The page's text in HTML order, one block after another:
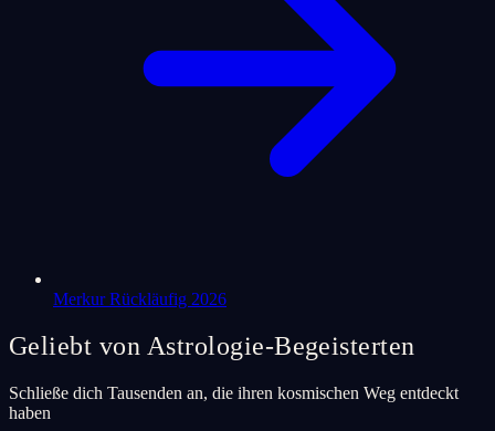
Merkur Rückläufig 2026
Geliebt von Astrologie-Begeisterten
Schließe dich Tausenden an, die ihren kosmischen Weg entdeckt
haben